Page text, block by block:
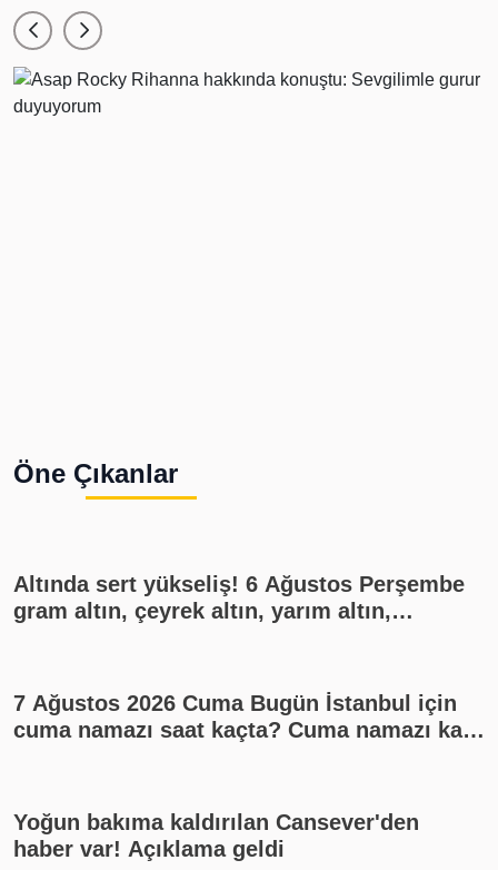
Öne Çıkanlar
Altında sert yükseliş! 6 Ağustos Perşembe
gram altın, çeyrek altın, yarım altın,
7 Ağustos 2026 Cuma Bugün İstanbul için
cuma namazı saat kaçta? Cuma namazı kaç
Yoğun bakıma kaldırılan Cansever'den
haber var! Açıklama geldi